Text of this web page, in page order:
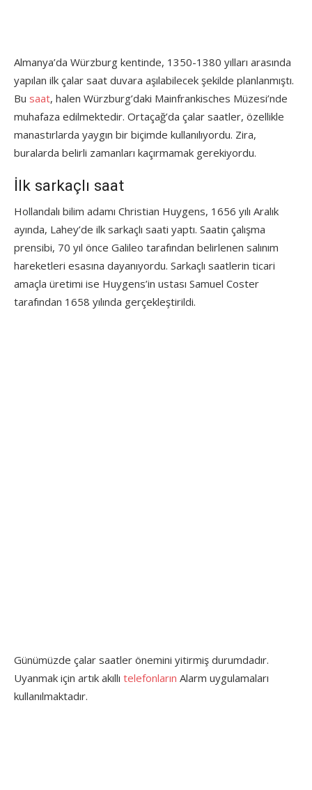
Almanya’da Würzburg kentinde, 1350-1380 yılları arasında
yapılan ilk çalar saat duvara aşılabilecek şekilde planlanmıştı.
Bu saat, halen Würzburg’daki Mainfrankisches Müzesi’nde
muhafaza edilmektedir. Ortaçağ’da çalar saatler, özellikle
manastırlarda yaygın bir biçimde kullanılıyordu. Zira,
buralarda belirli zamanları kaçırmamak gerekiyordu.
İlk sarkaçlı saat
Hollandalı bilim adamı Christian Huygens, 1656 yılı Aralık
ayında, Lahey’de ilk sarkaçlı saati yaptı. Saatin çalışma
prensibi, 70 yıl önce Galileo tarafından belirlenen salınım
hareketleri esasına dayanıyordu. Sarkaçlı saatlerin ticari
amaçla üretimi ise Huygens’in ustası Samuel Coster
tarafından 1658 yılında gerçekleştirildi.
Günümüzde çalar saatler önemini yitirmiş durumdadır.
Uyanmak için artık akıllı telefonların Alarm uygulamaları
kullanılmaktadır.